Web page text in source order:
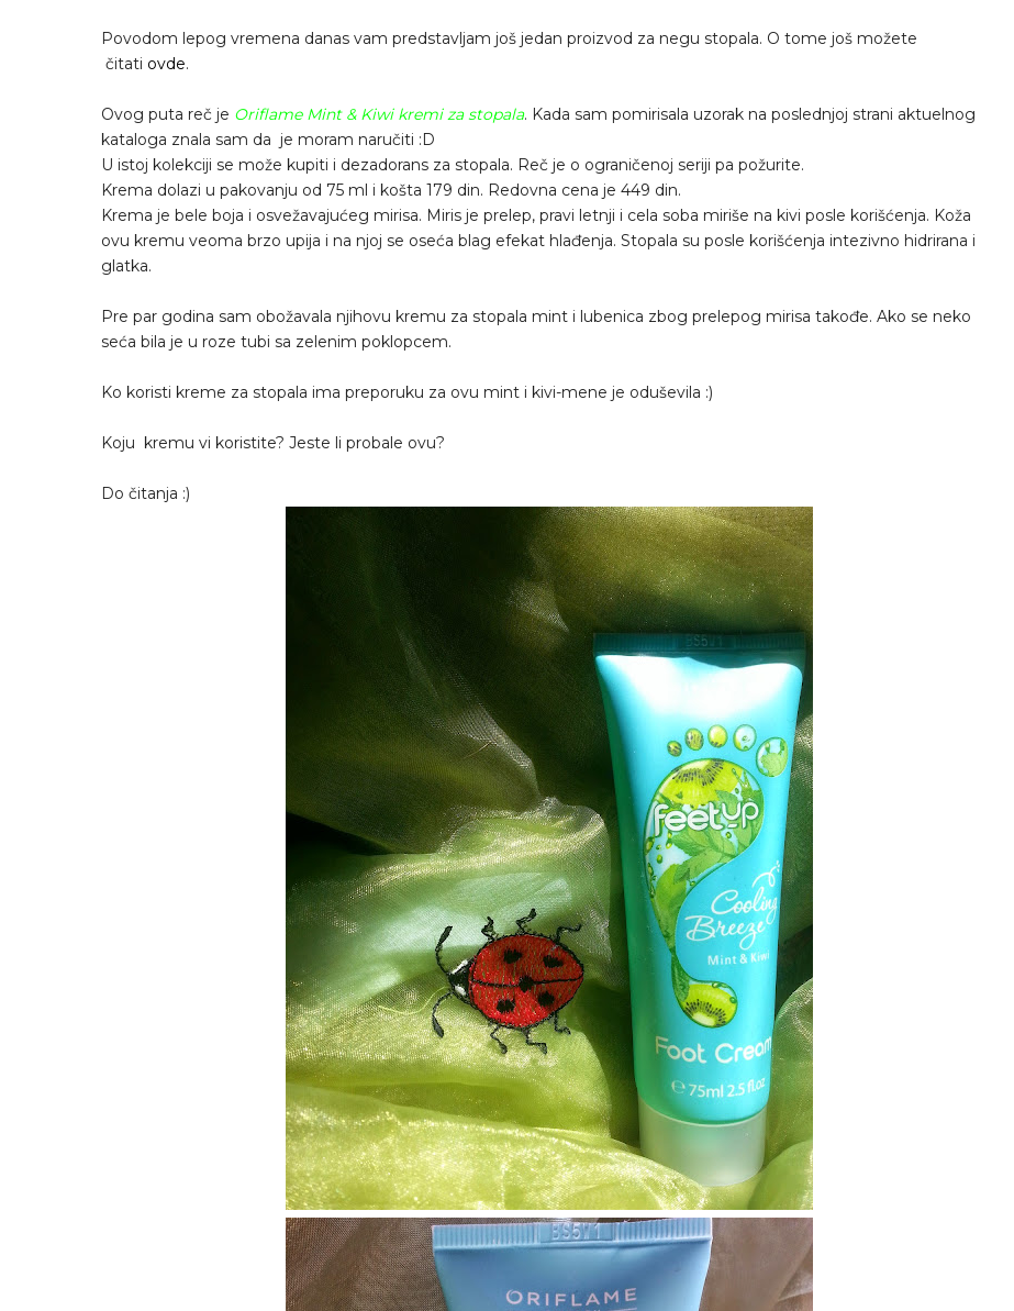
Povodom lepog vremena danas vam predstavljam još jedan proizvod za negu stopala. O tome još možete
čitati ovde.
Ovog puta reč je Oriflame Mint & Kiwi kremi za stopala. Kada sam pomirisala uzorak na poslednjoj strani aktuelnog
kataloga znala sam da je moram naručiti :D
U istoj kolekciji se može kupiti i dezadorans za stopala. Reč je o ograničenoj seriji pa požurite.
Krema dolazi u pakovanju od 75 ml i košta 179 din. Redovna cena je 449 din.
Krema je bele boja i osvežavajućeg mirisa. Miris je prelep, pravi letnji i cela soba miriše na kivi posle korišćenja. Koža
ovu kremu veoma brzo upija i na njoj se oseća blag efekat hlađenja. Stopala su posle korišćenja intezivno hidrirana i
glatka.
Pre par godina sam obožavala njihovu kremu za stopala mint i lubenica zbog prelepog mirisa takođe. Ako se neko
seća bila je u roze tubi sa zelenim poklopcem.
Ko koristi kreme za stopala ima preporuku za ovu mint i kivi-mene je oduševila :)
Koju kremu vi koristite? Jeste li probale ovu?
Do čitanja :)